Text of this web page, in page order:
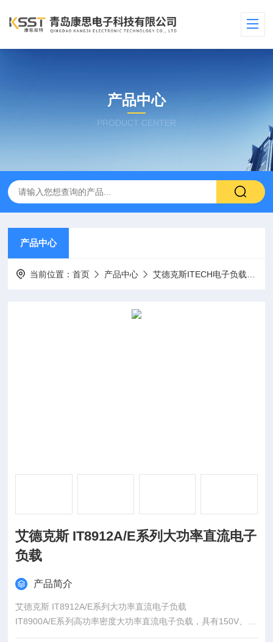
产品中心
PRODUCT CENTER
产品中心
当前位置：首页 产品中心 艾德克斯ITECH电子负载
艾德克斯 IT8912A/E系列大功率直流电子
负载
产品简介
艾德克斯 IT8912A/E系列大功率直流电子负载
IT8900A/E系列高功率密度大功率直流电子负载，具有150V、60
0V、1200V三种电压范围，单机功率从2kW到 54kW。较宽的电